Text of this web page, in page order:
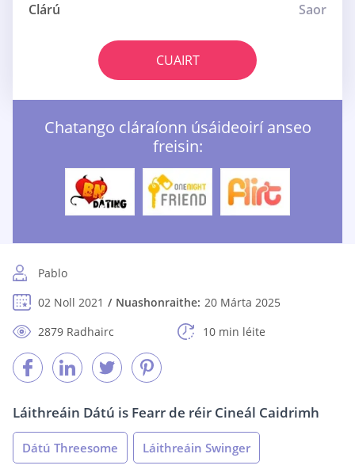
Clárú
Saor
CUAIRT
Chatango cláraíonn úsáideoirí anseo
freisin:
Pablo
02 Noll 2021
Nuashonraithe: 20 Márta 2025
2879 Radhairc
10 min léite
Láithreáin Dátú is Fearr de réir Cineál Caidrimh
Dátú Threesome Láithreáin Swinger